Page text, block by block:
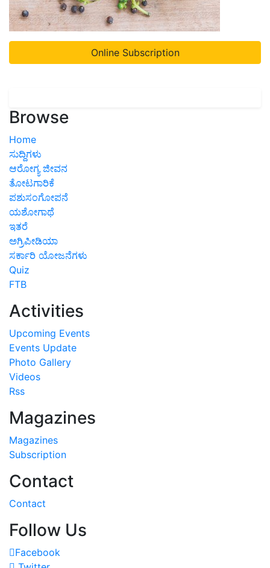
Online Subscription
Browse
Home
ಸುದ್ದಿಗಳು
ಆರೋಗ್ಯ ಜೀವನ
ತೋಟಗಾರಿಕೆ
ಪಶುಸಂಗೋಪನೆ
ಯಶೋಗಾಥೆ
ಇತರೆ
ಅಗ್ರಿಪೀಡಿಯಾ
ಸರ್ಕಾರಿ ಯೋಜನೆಗಳು
Quiz
FTB
Activities
Upcoming Events
Events Update
Photo Gallery
Videos
Rss
Magazines
Magazines
Subscription
Contact
Contact
Follow Us
Facebook